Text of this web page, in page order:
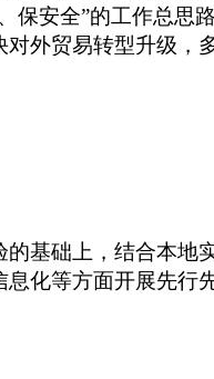
保安全”的工作总思
外贸易转型升级
基础上，结合本
化等方面开展先行